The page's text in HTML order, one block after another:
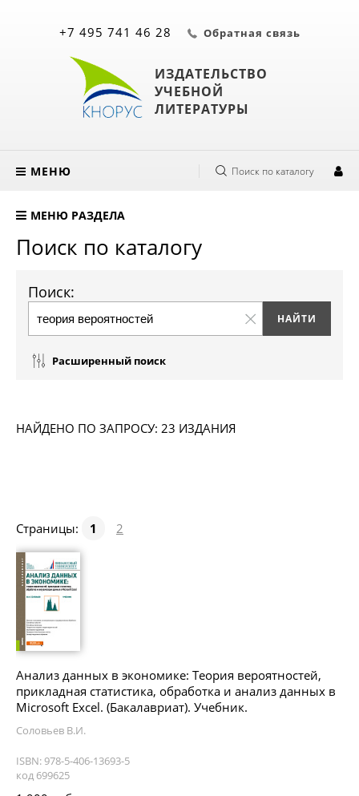
ИЗДАТЕЛЬСТВО
УЧЕБНОЙ
ЛИТЕРАТУРЫ
+7 495 741 46 28 Обратная связь
МЕНЮ Поиск по каталогу
МЕНЮ РАЗДЕЛА
Поиск по каталогу
Поиск:
Расширенный поиск
НАЙДЕНО ПО ЗАПРОСУ: 23 ИЗДАНИЯ
Страницы: 1 2
Анализ данных в экономике: Теория вероятностей,
прикладная статистика, обработка и анализ данных в
Microsoft Excel. (Бакалавриат). Учебник.
Соловьев В.И.
ISBN: 978-5-406-13693-5
код 699625